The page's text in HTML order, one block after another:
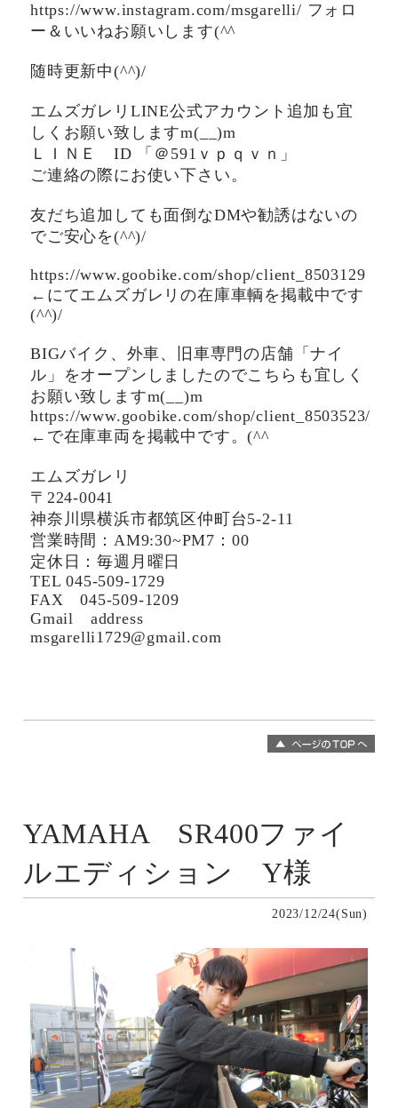
https://www.instagram.com/msgarelli/ フォロ
ー＆いいねお願いします(^^ゞ
随時更新中(^^)/
エムズガレリLINE公式アカウント追加も宜
しくお願い致しますm(__)m
ＬＩＮＥ ID 「＠591ｖｐｑｖｎ」
ご連絡の際にお使い下さい。
友だち追加しても面倒なDMや勧誘はないの
でご安心を(^^)/
https://www.goobike.com/shop/client_8503129
←にてエムズガレリの在庫車輌を掲載中です
(^^)/
BIGバイク、外車、旧車専門の店舗「ナイ
ル」をオープンしましたのでこちらも宜しく
お願い致しますm(__)m
https://www.goobike.com/shop/client_8503523/
←で在庫車両を掲載中です。(^^ゞ
エムズガレリ
〒224-0041
神奈川県横浜市都筑区仲町台5-2-11
営業時間：AM9:30~PM7：00
定休日：毎週月曜日
TEL 045-509-1729
FAX 045-509-1209
Gmail address
msgarelli1729@gmail.com
YAMAHA SR400ファイ
ルエディション Y様
2023/12/24(Sun)